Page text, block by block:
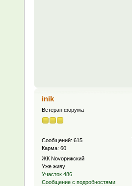
inik
Ветеран форума
Сообщений: 615
Карма: 60
ЖК Novoрижский
Уже живу
Участок 486
Сообщение с подробностями